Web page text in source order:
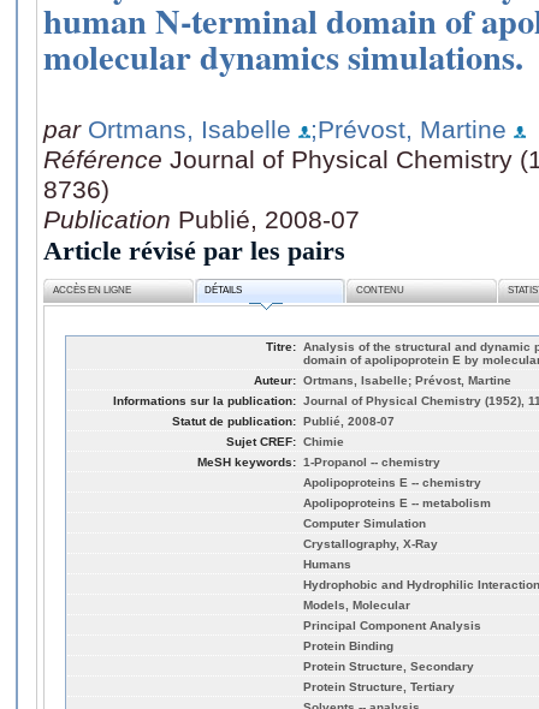
human N-terminal domain of
molecular dynamics simulations.
par Ortmans, Isabelle
;Prévost, Martine
Référence Journal of Physical Chemistry
8736)
Publication Publié, 2008-07
Article révisé par les pairs
ACCÈS EN LIGNE DÉTAILS CONTENU
Titre: Analysis of the structural and dynamic
domain of apolipoprotein E by
Auteur: Ortmans, Isabelle; Prévost, Martine
Informations sur la publication: Journal of Physical Chemistry (1952),
Statut de publication: Publié, 2008-07
Sujet CREF: Chimie
MeSH keywords: 1-Propanol -- chemistry
Apolipoproteins E -- chemistry
Apolipoproteins E -- metabolism
Computer Simulation
Crystallography, X-Ray
Humans
Hydrophobic and Hydrophilic
Models, Molecular
Principal Component Analysis
Protein Binding
Protein Structure, Secondary
Protein Structure, Tertiary